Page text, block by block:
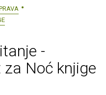
-
Noć knjige